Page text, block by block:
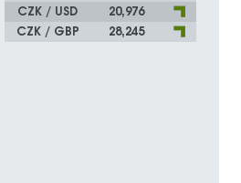
CZK / USD
20,976
CZK / GBP
28,245